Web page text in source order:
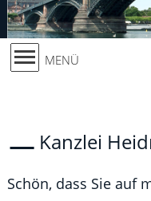
Kanzlei
Schön, dass Sie auf
MENÜ